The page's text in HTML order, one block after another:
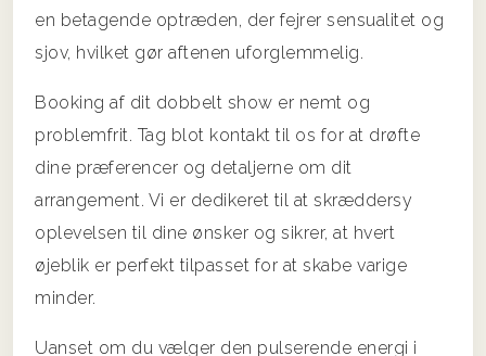
en betagende optræden, der fejrer sensualitet og
sjov, hvilket gør aftenen uforglemmelig.
Booking af dit dobbelt show er nemt og
problemfrit. Tag blot kontakt til os for at drøfte
dine præferencer og detaljerne om dit
arrangement. Vi er dedikeret til at skræddersy
oplevelsen til dine ønsker og sikrer, at hvert
øjeblik er perfekt tilpasset for at skabe varige
minder.
Uanset om du vælger den pulserende energi i